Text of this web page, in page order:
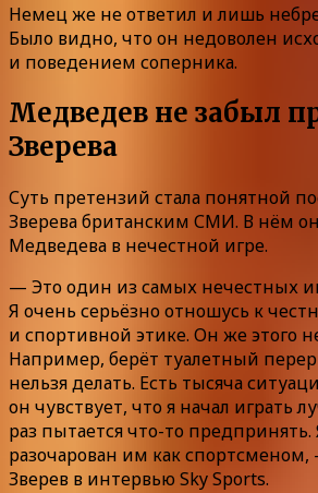
Немец же не ответил и лишь
Было видно, что он недоволен
и поведением соперника.
Медведев не забыл
Зверева
Суть претензий стала понятной
Зверева британским СМИ. В нём
Медведева в нечестной игре.
— Это один из самых нечестных
Я очень серьёзно отношусь к
и спортивной этике. Он же этого
Например, берёт туалетный
нельзя делать. Есть тысяча
он чувствует, что я начал играть
раз пытается что-то
разочарован им как
Зверев в интервью Sky Sports.